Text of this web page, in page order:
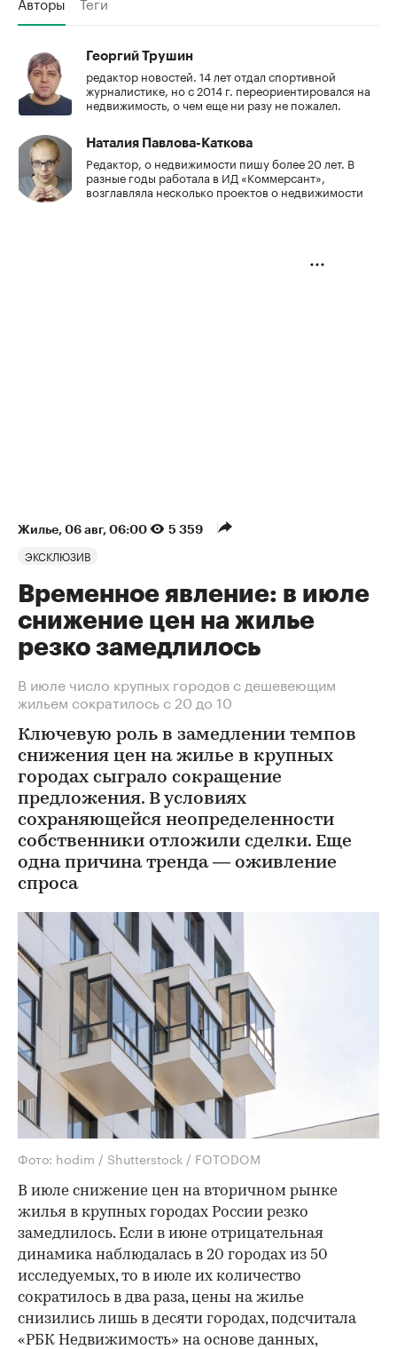
Георгий Трушин
редактор новостей. 14 лет отдал спортивной
журналистике, но с 2014 г. переориентировался на
недвижимость, о чем еще ни разу не пожалел.
Наталия Павлова-Каткова
Редактор, о недвижимости пишу более 20 лет. В
разные годы работала в ИД «Коммерсант»,
возглавляла несколько проектов о недвижимости
Жилье⁠, 06 авг, 06:00 5 359
ЭКСКЛЮЗИВ
Временное явление: в июле
снижение цен на жилье
резко замедлилось
В июле число крупных городов с дешевеющим
жильем сократилось с 20 до 10
Ключевую роль в замедлении темпов
снижения цен на жилье в крупных
городах сыграло сокращение
предложения. В условиях
сохраняющейся неопределенности
собственники отложили сделки. Еще
одна причина тренда — оживление
спроса
Фото: hodim / Shutterstock / FOTODOM
В июле снижение цен на вторичном рынке
жилья в крупных городах России резко
замедлилось. Если в июне отрицательная
динамика наблюдалась в 20 городах из 50
исследуемых, то в июле их количество
сократилось в два раза, цены на жилье
снизились лишь в десяти городах, подсчитала
«РБК Недвижимость» на основе данных,